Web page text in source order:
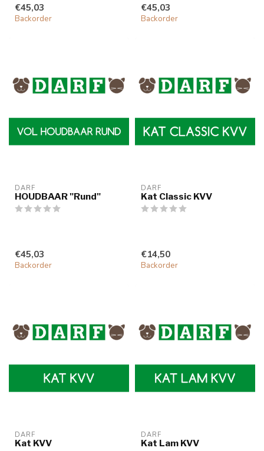
€45,03
Backorder
€45,03
Backorder
DARF
HOUDBAAR "Rund"
€45,03
Backorder
DARF
Kat Classic KVV
€14,50
Backorder
DARF
Kat KVV
DARF
Kat Lam KVV